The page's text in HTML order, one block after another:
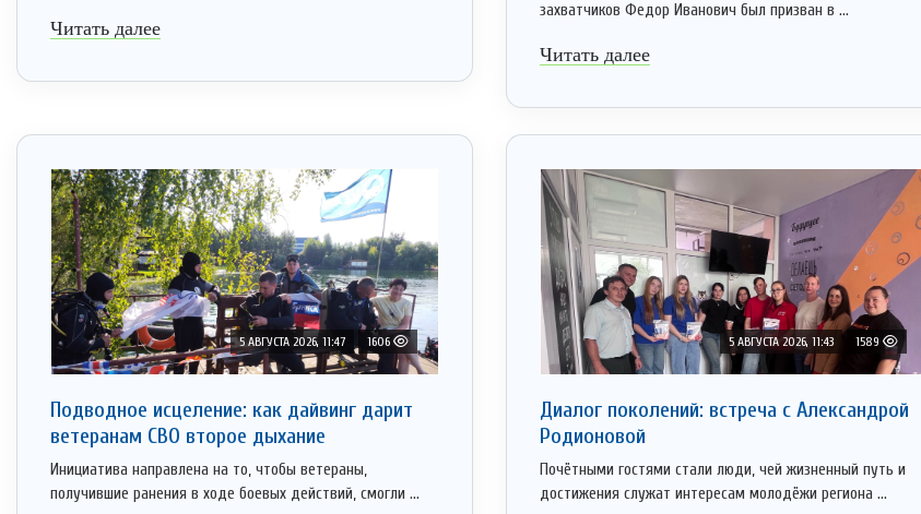
Читать далее
захватчиков Федор Иванович был призван в ...
Читать далее
5 АВГУСТА 2026, 11:47 1606
Подводное исцеление: как дайвинг дарит
ветеранам СВО второе дыхание
Инициатива направлена на то, чтобы ветераны,
получившие ранения в ходе боевых действий, смогли ...
5 АВГУСТА 2026, 11:43 1589
Диалог поколений: встреча с Александрой
Родионовой
Почётными гостями стали люди, чей жизненный путь и
достижения служат интересам молодёжи региона ...